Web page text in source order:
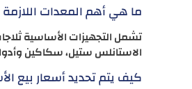
ما هي أهم المعدات
تشمل التجهيزات الأساسية
الاستانلس ستيل، سكاكين
كيف يتم تحديد أسعار بيع